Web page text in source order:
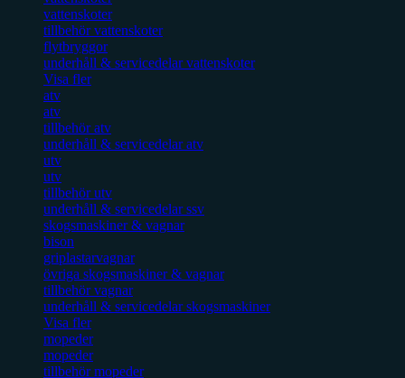
vattenskoter
tillbehör vattenskoter
flytbryggor
underhåll & servicedelar vattenskoter
Visa fler
atv
atv
tillbehör atv
underhåll & servicedelar atv
utv
utv
tillbehör utv
underhåll & servicedelar ssv
skogsmaskiner & vagnar
bison
griplastarvagnar
övriga skogsmaskiner & vagnar
tillbehör vagnar
underhåll & servicedelar skogsmaskiner
Visa fler
mopeder
mopeder
tillbehör mopeder